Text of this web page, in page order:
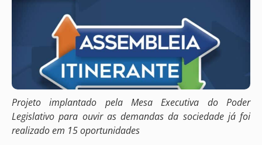
Projeto implantado pela Mesa Executiva do Poder
Legislativo para ouvir as demandas da sociedade já foi
realizado em 15 oportunidades